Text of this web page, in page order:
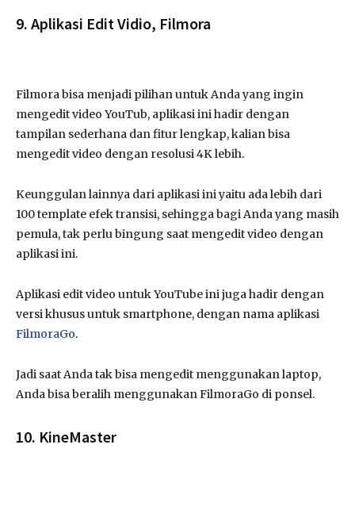
9. Aplikasi Edit Vidio, Filmora
Filmora bisa menjadi pilihan untuk Anda yang ingin
mengedit video YouTub, aplikasi ini hadir dengan
tampilan sederhana dan fitur lengkap, kalian bisa
mengedit video dengan resolusi 4K lebih.
Keunggulan lainnya dari aplikasi ini yaitu ada lebih dari
100 template efek transisi, sehingga bagi Anda yang masih
pemula, tak perlu bingung saat mengedit video dengan
aplikasi ini.
Aplikasi edit video untuk YouTube ini juga hadir dengan
versi khusus untuk smartphone, dengan nama aplikasi
FilmoraGo.
Jadi saat Anda tak bisa mengedit menggunakan laptop,
Anda bisa beralih menggunakan FilmoraGo di ponsel.
10. KineMaster